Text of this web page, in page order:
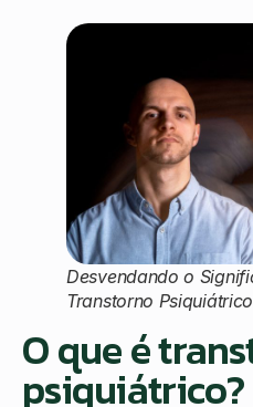
Desvendando o
Transtorno
O que é
psiquiátrico?